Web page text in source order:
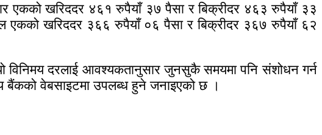
एकको खरिददर ४६१ रुपैयाँ ३७ पैसा र बिक्रीदर ४६३ रुपैयाँ ३३
एकको खरिददर ३६६ रुपैयाँ ०६ पैसा र बिक्रीदर ३६७ रुपैयाँ ६२
दरलाई आवश्यकतानुसार जुनसुकै समयमा पनि संशोधन गर्न
बैंकको वेबसाइटमा उपलब्ध हुने जनाइएको छ ।